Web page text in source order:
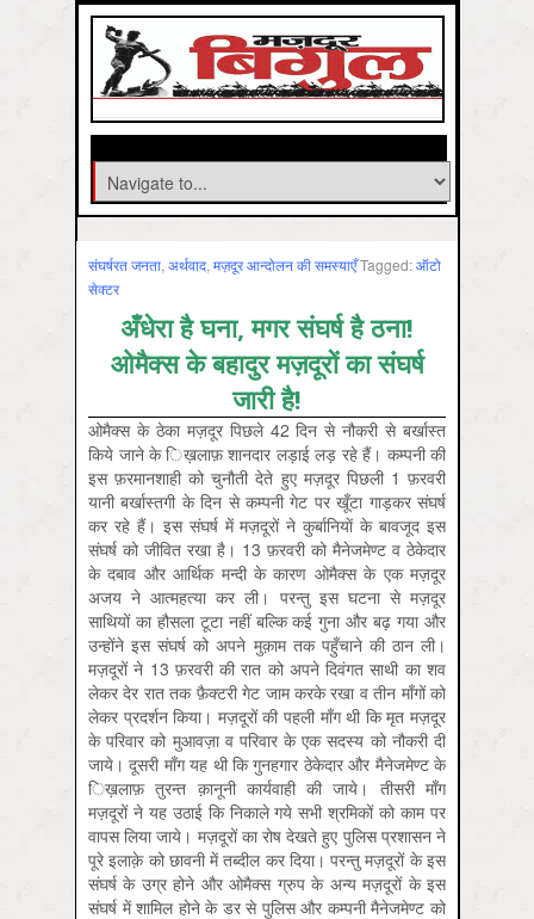
संघर्षरत जनता, अर्थवाद, मज़दूर आन्दोलन की समस्‍याएँTagged:ऑटो
सेक्‍टर
अँधेरा है घना, मगर संघर्ष है ठना!
ओमैक्स के बहादुर मज़दूरों का संघर्ष
जारी है!
ओमैक्स के ठेका मज़दूर पिछले 42 दिन से नौकरी से बर्खास्त
किये जाने के ि‍ख़‍लाफ़ शानदार लड़ाई लड़ रहे हैं। कम्पनी की
इस फ़रमानशाही को चुनौती देते हुए मज़दूर पिछली 1 फ़रवरी
यानी बर्खास्तगी के दिन से कम्पनी गेट पर खूँटा गाड़कर संघर्ष
कर रहे हैं। इस संघर्ष में मज़दूरों ने कुर्बानियाें के बावजूद इस
संघर्ष को जीवित रखा है। 13 फ़रवरी को मैनेजमेण्ट व ठेकेदार
के दबाव और आर्थिक मन्दी के कारण ओमैक्स के एक मज़दूर
अजय ने आत्महत्या कर ली। परन्तु इस घटना से मज़दूर
साथियों का हौसला टूटा नहीं बल्कि कई गुना और बढ़ गया और
उन्होंने इस संघर्ष को अपने मुक़ाम तक पहुँचाने की ठान ली।
मज़दूरों ने 13 फ़रवरी की रात को अपने दिवंगत साथी का शव
लेकर देर रात तक फ़ैक्टरी गेट जाम करके रखा व तीन माँगों को
लेकर प्रदर्शन किया। मज़दूरों की पहली माँग थी कि मृत मज़दूर
के परिवार को मुआवज़ा व परिवार के एक सदस्य को नौकरी दी
जाये। दूसरी माँग यह थी कि गुनहगार ठेकेदार और मैनेजमेण्ट के
ि‍ख़‍लाफ़ तुरन्त क़ानूनी कार्यवाही की जाये। तीसरी माँग
मज़दूरों ने यह उठाई कि निकाले गये सभी श्रमिकों को काम पर
वापस लिया जाये। मज़दूरों का रोष देखते हुए पुलिस प्रशासन ने
पूरे इलाक़े को छावनी में तब्दील कर दिया। परन्तु मज़दूरों के इस
संघर्ष के उग्र होने और ओमैक्स ग्रुप के अन्य मज़दूरों के इस
संघर्ष में शामिल होने के डर से पुलिस और कम्पनी मैनेजमेण्ट को